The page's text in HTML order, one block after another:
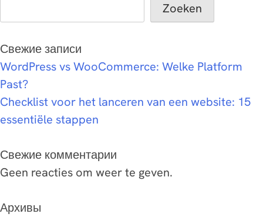
Zoeken
Свежие записи
WordPress vs WooCommerce: Welke Platform
Past?
Checklist voor het lanceren van een website: 15
essentiële stappen
Свежие комментарии
Geen reacties om weer te geven.
Архивы